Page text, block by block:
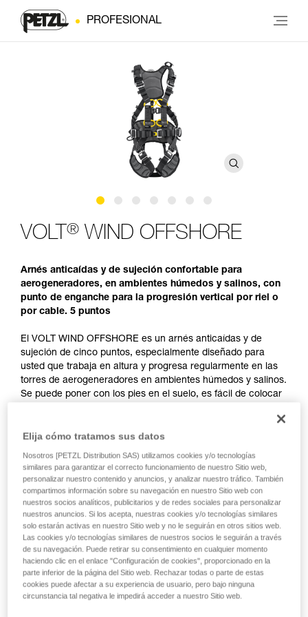
PROFESIONAL
VOLT ® WIND OFFSHORE
Arnés anticaídas y de sujeción confortable para
aerogeneradores, en ambientes húmedos y salinos, con
punto de enganche para la progresión vertical por riel o
por cable. 5 puntos
El VOLT WIND OFFSHORE es un arnés anticaídas y de
sujeción de cinco puntos, especialmente diseñado para
usted que trabaja en altura y progresa regularmente en las
torres de aerogeneradores en ambientes húmedos y salinos.
Se puede poner con los pies en el suelo, es fácil de colocar
DOUBLEBACK. Confortable, su construcción proporciona
trabaja en altura. Su punto de enganche ventral LADDER
CLIMB permite conectar un carro y progresar fácil y
confortablemente por riel o cable. Las placas de protección,
en la parte posterior de los tirantes y el cinturón, protegen
las cintas del desgaste vinculado a los rozamientos durante
los desplazamientos en las torres. Por último, sus anillos
portamaterial y trabillas portamaterial le permiten organizar y
transportar todo el material que necesita para sus misiones.
Elija cómo tratamos sus datos
Nosotros [PETZL Distribution SAS) utilizamos cookies y/o tecnologías
similares para garantizar el correcto funcionamiento de nuestro Sitio web,
personalizar nuestro contenido y anuncios, y analizar nuestro tráfico. También
compartimos información sobre su navegación en nuestro Sitio web con
nuestros socios analíticos, publicitarios y de redes sociales para personalizar
nuestros anuncios. Si los acepta, nuestras cookies y/o tecnologías similares
solo estarán activas en nuestro Sitio web y no le seguirán en otros sitios web.
Las cookies y/o tecnologías similares de nuestros socios le seguirán a través
de su navegación. Puede retirar su consentimiento en cualquier momento
haciendo clic en el enlace "Configuración de cookies", proporcionado en la
parte inferior de la página del Sitio web. Rechazar todas o parte de estas
cookies puede afectar a su experiencia de usuario, pero bajo ninguna
circunstancia tal negativa le impedirá acceder a nuestro Sitio web.